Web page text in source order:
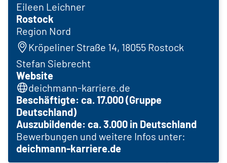
Eileen Leichner
Rostock
Region Nord
Kröpeliner Straße 14, 18055 Rostock
Stefan Siebrecht
Website
deichmann-karriere.de
Beschäftigte: ca. 17.000 (Gruppe
Deutschland)
Auszubildende: ca. 3.000 in Deutschland
Bewerbungen und weitere Infos unter:
deichmann-karriere.de